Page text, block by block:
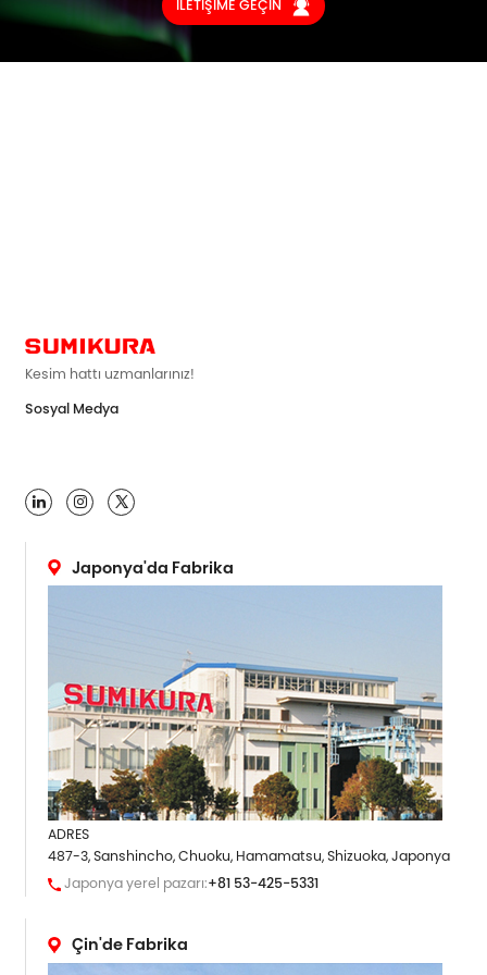
İLETİŞİME GEÇİN 
Kesim hattı uzmanlarınız!
Sosyal Medya

Japonya'da Fabrika
ADRES
487-3, Sanshincho, Chuoku, Hamamatsu, Shizuoka, Japonya
Japonya yerel pazarı:+81 53-425-5331
Çin'de Fabrika